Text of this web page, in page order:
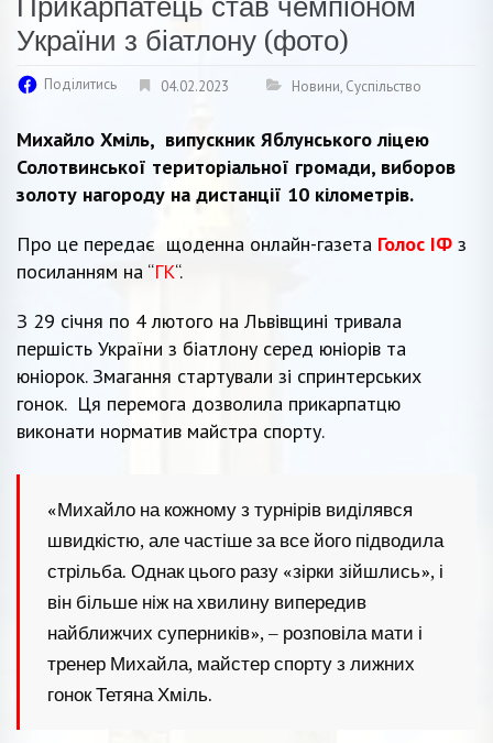
України з біатлону (фото)
Поділитись 04.02.2023 Новини, Суспільство
Михайло Хміль, випускник Яблунського ліцею
Солотвинської територіальної громади, виборов
золоту нагороду на дистанції 10 кілометрів.
Про це передає щоденна онлайн-газета Голос ІФ з
посиланням на “ГК“.
З 29 січня по 4 лютого на Львівщині тривала
першість України з біатлону серед юніорів та
юніорок. Змагання стартували зі спринтерських
гонок. Ця перемога дозволила прикарпатцю
виконати норматив майстра спорту.
«Михайло на кожному з турнірів виділявся
швидкістю, але частіше за все його підводила
стрільба. Однак цього разу «зірки зійшлись», і
він більше ніж на хвилину випередив
найближчих суперників», – розповіла мати і
тренер Михайла, майстер спорту з лижних
гонок Тетяна Хміль.